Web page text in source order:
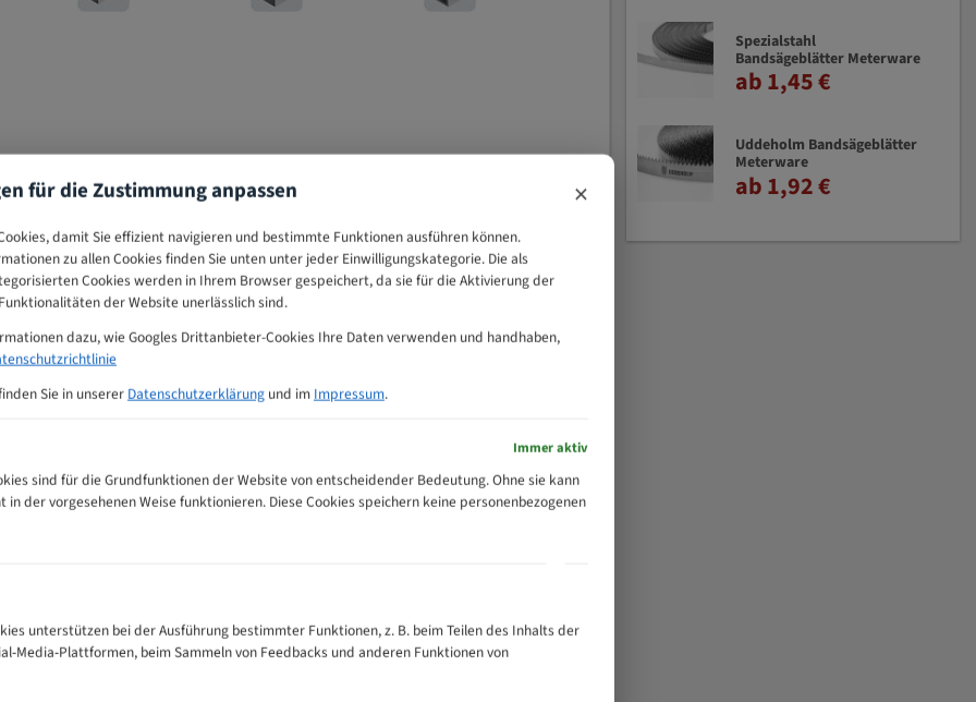
Zahnempfehlungs-Tabelle
Spezialstahl
Bandsägeblätter Meterware
ab 1,45 €
Uddeholm Bandsägeblätter
Meterware
ab 1,92 €
für die Zustimmung anpassen ×
damit Sie effizient navigieren und bestimmte Funktionen ausführen können.
zu allen Cookies finden Sie unten unter jeder Einwilligungskategorie. Die als
Cookies werden in Ihrem Browser gespeichert, da sie für die Aktivierung der
der Website unerlässlich sind.
dazu, wie Googles Drittanbieter-Cookies Ihre Daten verwenden und handhaben,
Sie in unserer Datenschutzerklärung und im Impressum.
Immer aktiv
sind für die Grundfunktionen der Website von entscheidender Bedeutung. Ohne sie kann
in der vorgesehenen Weise funktionieren. Diese Cookies speichern keine personenbezogenen
unterstützen bei der Ausführung bestimmter Funktionen, z. B. beim Teilen des Inhalts der
Media-Plattformen, beim Sammeln von Feedbacks und anderen Funktionen von